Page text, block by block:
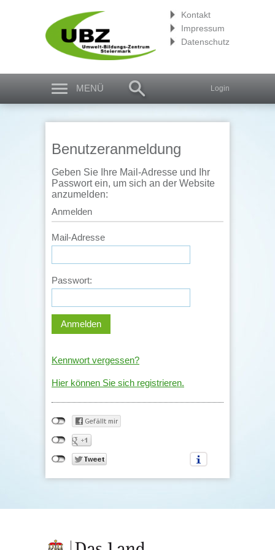
Kontakt
Impressum
Datenschutz
Login
MENÜ
Benutzeranmeldung
Geben Sie Ihre Mail-Adresse und Ihr
Passwort ein, um sich an der Website
anzumelden:
Anmelden
Mail-Adresse
Passwort:
Kennwort vergessen?
Hier können Sie sich registrieren.